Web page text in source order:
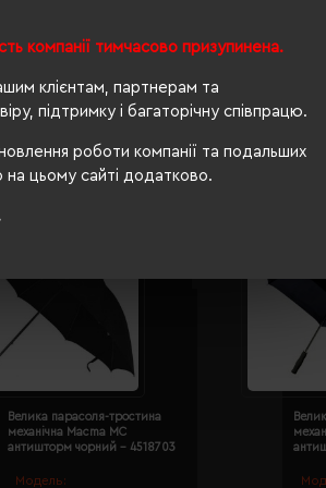
компанії тимчасово призупинена.
клієнтам, партнерам та
підтримку і багаторічну співпрацю.
роботи компанії та подальших
на цьому сайті додатково.
Модель:
Велика парасоля-тростина
механічна Macma MC
антишторм чорний - 4518703